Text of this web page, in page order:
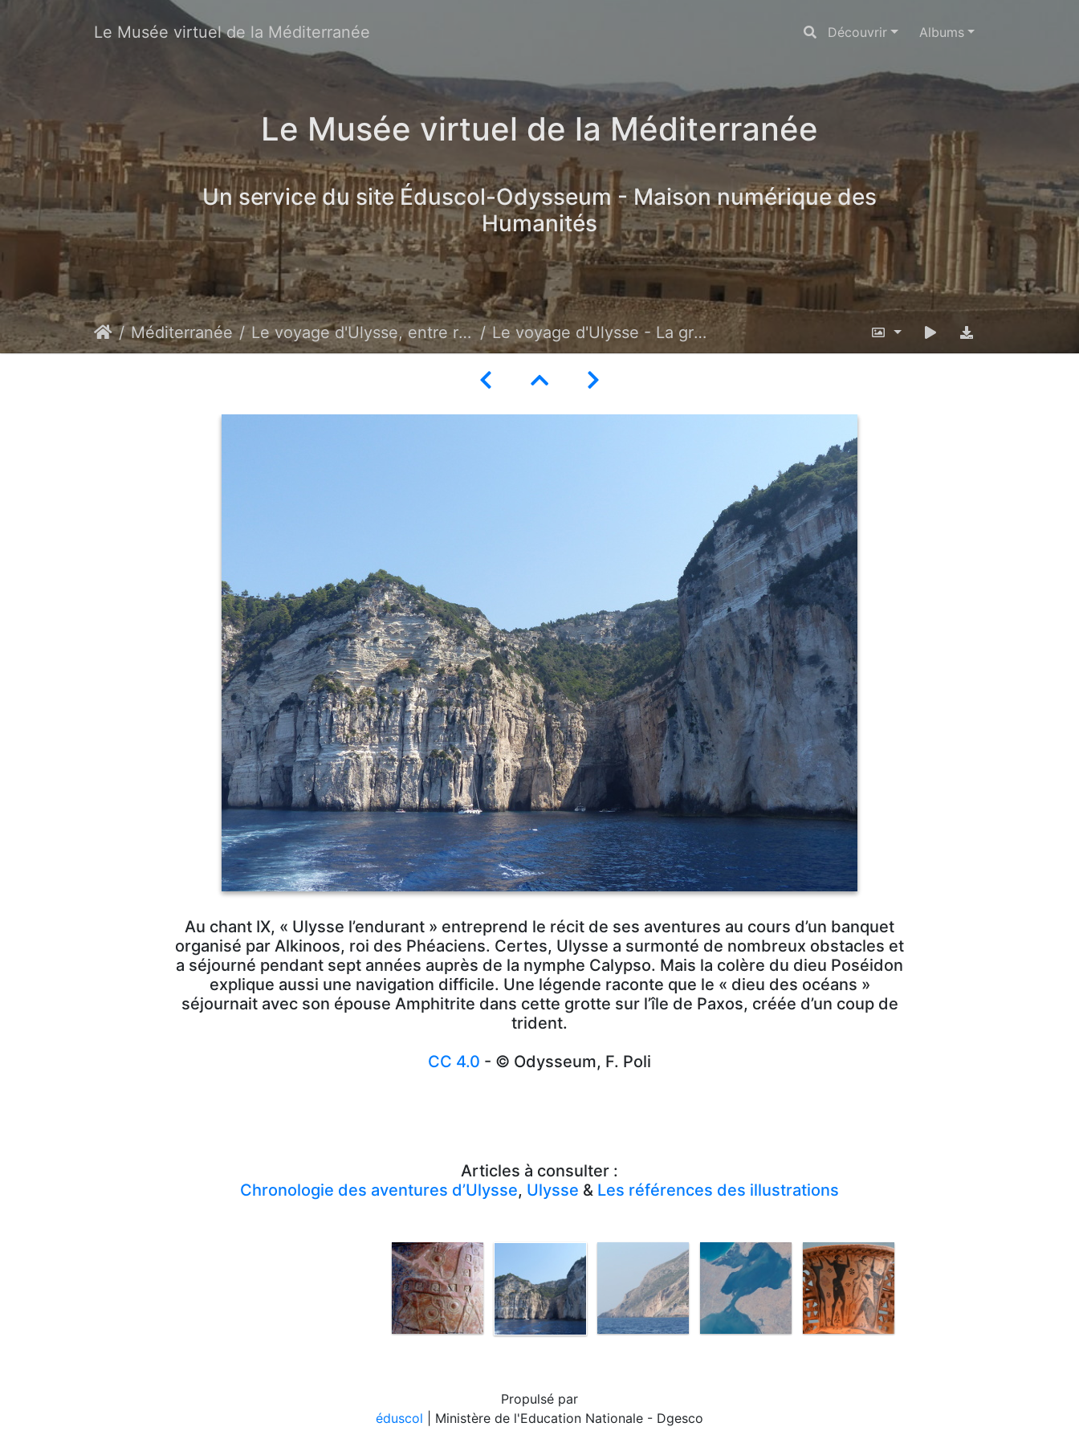
Le Musée virtuel de la Méditerranée Découvrir Albums
Le Musée virtuel de la Méditerranée
Un service du site Éduscol-Odysseum - Maison numérique des
Humanités
Méditerranée Le voyage d'Ulysse, entre réel et imaginaire Le voyage d'Ulysse - La grotte de Poséidon à Paxos
Au chant IX, « Ulysse l’endurant » entreprend le récit de ses aventures au cours d’un banquet
organisé par Alkinoos, roi des Phéaciens. Certes, Ulysse a surmonté de nombreux obstacles et
a séjourné pendant sept années auprès de la nymphe Calypso. Mais la colère du dieu Poséidon
explique aussi une navigation difficile. Une légende raconte que le « dieu des océans »
séjournait avec son épouse Amphitrite dans cette grotte sur l’île de Paxos, créée d’un coup de
trident.
CC 4.0 - © Odysseum, F. Poli
Articles à consulter :
Chronologie des aventures d’Ulysse, Ulysse & Les références des illustrations
Propulsé par
éduscol | Ministère de l'Education Nationale - Dgesco